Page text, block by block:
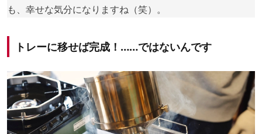
も、幸せな気分になりますね（笑）。
トレーに移せば完成！……ではないんです